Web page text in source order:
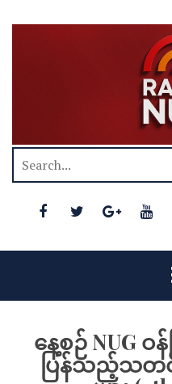
နေ့စဉ် NUG ဝ
ပြန်သည့်သ